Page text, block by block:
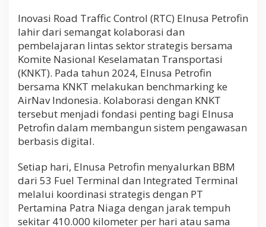
a
s
i
R
o
a
d
T
r
a
ff
C
o
n
t
r
o
Inovasi Road Traffic Control (RTC) Elnusa Petrofin
lahir dari semangat kolaborasi dan
pembelajaran lintas sektor strategis bersama
Komite Nasional Keselamatan Transportasi
(KNKT). Pada tahun 2024, Elnusa Petrofin
bersama KNKT melakukan benchmarking ke
AirNav Indonesia. Kolaborasi dengan KNKT
tersebut menjadi fondasi penting bagi Elnusa
Petrofin dalam membangun sistem pengawasan
berbasis digital.
Setiap hari, Elnusa Petrofin menyalurkan BBM
dari 53 Fuel Terminal dan Integrated Terminal
melalui koordinasi strategis dengan PT
Pertamina Patra Niaga dengan jarak tempuh
sekitar 410.000 kilometer per hari atau sama